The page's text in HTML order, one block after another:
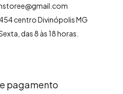
centro Divinópolis MG
das 8 às 18 horas.
pagamento